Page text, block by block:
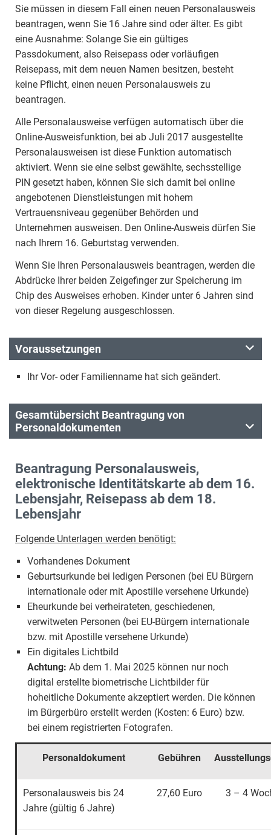
Sie müssen in diesem Fall einen neuen Personalausweis
beantragen, wenn Sie 16 Jahre sind oder älter. Es gibt
eine Ausnahme: Solange Sie ein gültiges
Passdokument, also Reisepass oder vorläufigen
Reisepass, mit dem neuen Namen besitzen, besteht
keine Pflicht, einen neuen Personalausweis zu
beantragen.
Alle Personalausweise verfügen automatisch über die
Online-Ausweisfunktion, bei ab Juli 2017 ausgestellte
Personalausweisen ist diese Funktion automatisch
aktiviert. Wenn sie eine selbst gewählte, sechsstellige
PIN gesetzt haben, können Sie sich damit bei online
angebotenen Dienstleistungen mit hohem
Vertrauensniveau gegenüber Behörden und
Unternehmen ausweisen. Den Online-Ausweis dürfen Sie
nach Ihrem 16. Geburtstag verwenden.
Wenn Sie Ihren Personalausweis beantragen, werden die
Abdrücke Ihrer beiden Zeigefinger zur Speicherung im
Chip des Ausweises erhoben. Kinder unter 6 Jahren sind
von dieser Regelung ausgeschlossen.
Voraussetzungen
Ihr Vor- oder Familienname hat sich geändert.
Gesamtübersicht Beantragung von
Personaldokumenten
Beantragung Personalausweis,
elektronische Identitätskarte ab dem 16.
Lebensjahr, Reisepass ab dem 18.
Lebensjahr
Folgende Unterlagen werden benötigt:
Vorhandenes Dokument
Geburtsurkunde bei ledigen Personen (bei EU Bürgern
internationale oder mit Apostille versehene Urkunde)
Eheurkunde bei verheirateten, geschiedenen,
verwitweten Personen (bei EU-Bürgern internationale
bzw. mit Apostille versehene Urkunde)
Ein digitales Lichtbild
Achtung: Ab dem 1. Mai 2025 können nur noch
digital erstellte biometrische Lichtbilder für
hoheitliche Dokumente akzeptiert werden. Die können
im Bürgerbüro erstellt werden (Kosten: 6 Euro) bzw.
bei einem registrierten Fotografen.
Personaldokument Gebühren
Personalausweis bis 24
Jahre (gültig 6 Jahre)
27,60 Euro 3 – 4